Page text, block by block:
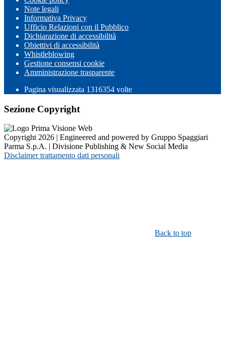
Note legali
Informativa Privacy
Ufficio Relazioni con il Pubblico
Dichiarazione di accessibilità
Obiettivi di accessibilità
Whistleblowing
Gestione consensi cookie
Amministrazione trasparente
Pagina visualizzata 1316354 volte
Sezione Copyright
Copyright 2026 | Engineered and powered by Gruppo Spaggiari
Parma S.p.A. | Divisione Publishing & New Social Media
Disclaimer trattamento dati personali
Back to top